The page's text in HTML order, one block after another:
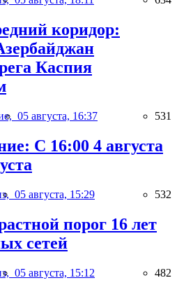
коридор:
Каспия
05 августа, 16:37 531
С 16:00 4 августа
05 августа, 15:29 532
порог 16 лет
сетей
05 августа, 15:12 482